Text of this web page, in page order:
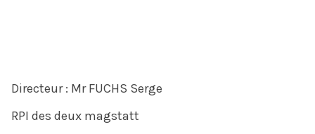
Directeur : Mr FUCHS Serge
RPI des deux magstatt